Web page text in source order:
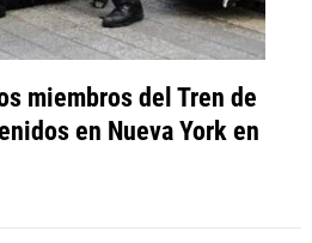
miembros del Tren de
en Nueva York en